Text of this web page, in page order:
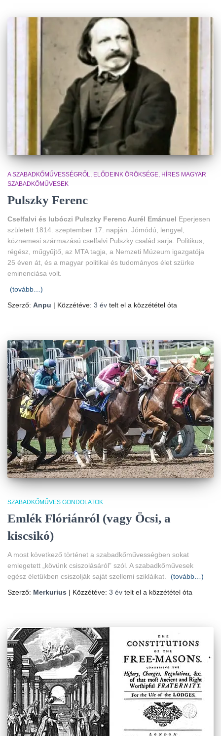
A SZABADKŐMŰVESSÉGRŐL ELŐDEINK ÖRÖKSÉGE HÍRES MAGYAR
SZABADKŐMŰVESEK
Pulszky Ferenc
Cselfalvi és lubóczi Pulszky Ferenc Aurél Emánuel Eperjesen
született 1814. szeptember 17. napján. Jómódú, lengyel,
köznemesi származású cselfalvi Pulszky család sarja. Politikus,
régész, műgyűjtő, az MTA tagja, a Nemzeti Múzeum igazgatója
25 éven át, és a magyar politikai és tudományos élet szürke
eminenciása volt.
(tovább…)
Szerző: Anpu | Közzétéve: 3 év telt el a közzététel óta
SZABADKŐMŰVES GONDOLATOK
Emlék Flóriánról (vagy Öcsi, a
kiscsikó)
A most következő történet a szabadkőművességben sokat
emlegetett „kövünk csiszolásáról” szól. A szabadkőművesek
egész életükben csiszolják saját szellemi szikláikat.
(tovább…)
Szerző: Merkurius | Közzétéve: 3 év telt el a közzététel óta